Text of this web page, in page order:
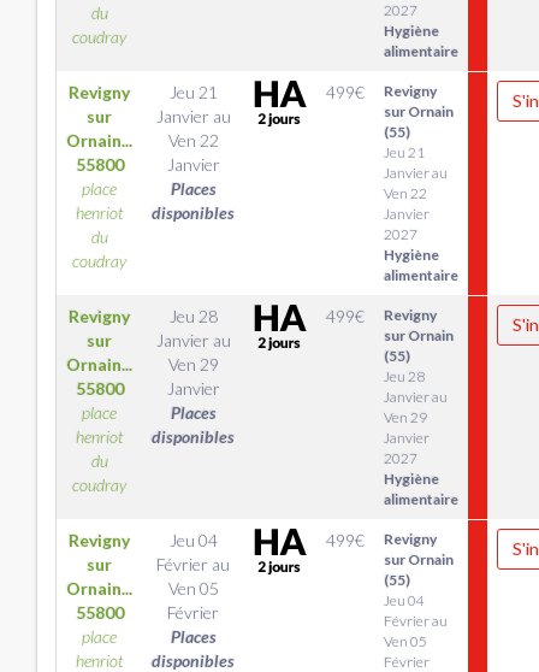
du
coudray
2027
Hygiène
alimentaire
Revigny
sur
Ornain...
55800
place
henriot
du
coudray
Jeu 21
Janvier au
Ven 22
Janvier
Places
disponibles
499€
Revigny
sur Ornain
(55)
Jeu 21
Janvier au
Ven 22
Janvier
2027
Hygiène
alimentaire
Revigny
sur
Ornain...
55800
place
henriot
du
coudray
Jeu 28
Janvier au
Ven 29
Janvier
Places
disponibles
499€
Revigny
sur Ornain
(55)
Jeu 28
Janvier au
Ven 29
Janvier
2027
Hygiène
alimentaire
Revigny
sur
Ornain...
55800
place
henriot
Jeu 04
Février au
Ven 05
Février
Places
disponibles
499€
Revigny
sur Ornain
(55)
Jeu 04
Février au
Ven 05
Février